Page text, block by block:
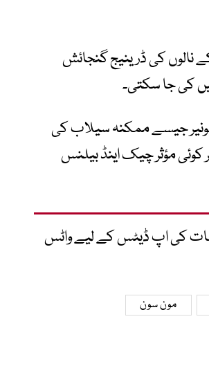
نالوں کی ڈرینیج گنجائش
بونیر جیسے ممکنہ سیلاب کی
کوئی مؤثر چیک اینڈ بیلنس
کی اپ ڈیٹس کے لیے واٹس
مون سون